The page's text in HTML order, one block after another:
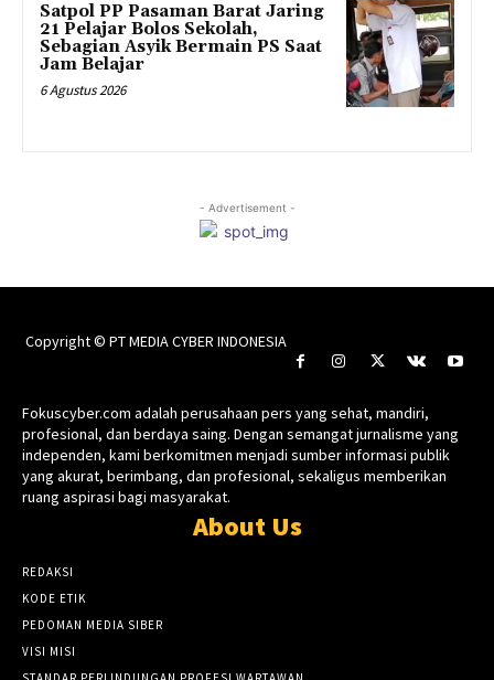
Satpol PP Pasaman Barat Jaring
21 Pelajar Bolos Sekolah,
Sebagian Asyik Bermain PS Saat
Jam Belajar
6 Agustus 2026
- Advertisement -
Copyright © PT MEDIA CYBER INDONESIA
Fokuscyber.com adalah perusahaan pers yang sehat, mandiri,
profesional, dan berdaya saing. Dengan semangat jurnalisme yang
independen, kami berkomitmen menjadi sumber informasi publik
yang akurat, berimbang, dan profesional, sekaligus memberikan
ruang aspirasi bagi masyarakat.
About Us
REDAKSI
KODE ETIK
PEDOMAN MEDIA SIBER
VISI MISI